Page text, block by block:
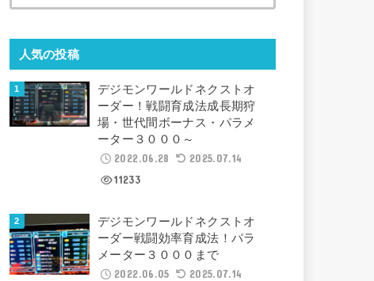
人気の投稿
デジモンワールドネクストオ
ーダー！戦闘育成法成長期狩
場・世代間ボーナス・パラメ
ーター３０００～
2022.06.28
2025.07.14
11233
デジモンワールドネクストオ
ーダー戦闘効率育成法！パラ
メーター３０００まで
2022.06.05
2025.07.14